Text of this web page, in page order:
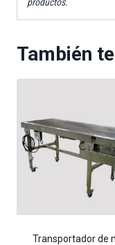
También
Transportador de